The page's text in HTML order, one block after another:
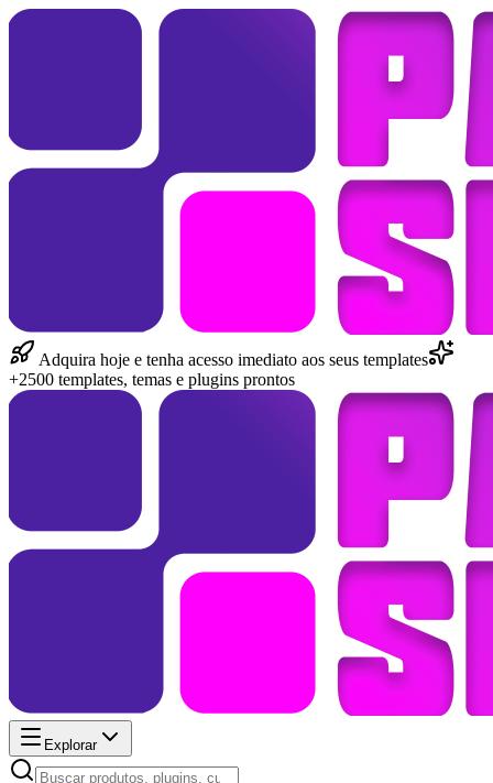
Adquira hoje e tenha acesso imediato aos seus templates
+2500 templates, temas e plugins prontos
Explorar